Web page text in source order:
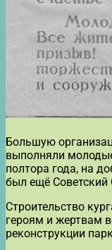
Большую
выполняли
полтора года, на
был ещё Советский
Строительство
героям и жертвам
реконструкции